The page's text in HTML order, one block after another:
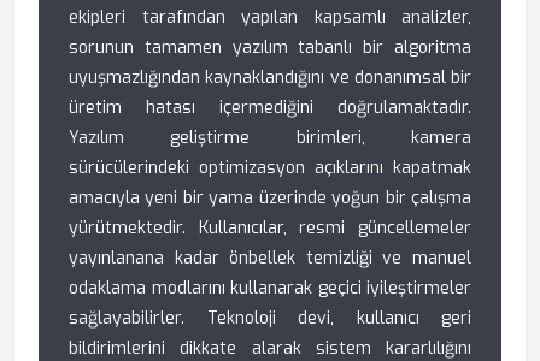
ekipleri tarafından yapılan kapsamlı analizler,
sorunun tamamen yazılım tabanlı bir algoritma
uyuşmazlığından kaynaklandığını ve donanımsal bir
üretim hatası içermediğini doğrulamaktadır.
Yazılım geliştirme birimleri, kamera
sürücülerindeki optimizasyon açıklarını kapatmak
amacıyla yeni bir yama üzerinde yoğun bir çalışma
yürütmektedir. Kullanıcılar, resmi güncellemeler
yayınlanana kadar önbellek temizliği ve manuel
odaklama modlarını kullanarak geçici iyileştirmeler
sağlayabilirler. Teknoloji devi, kullanıcı geri
bildirimlerini dikkate alarak sistem kararlılığını